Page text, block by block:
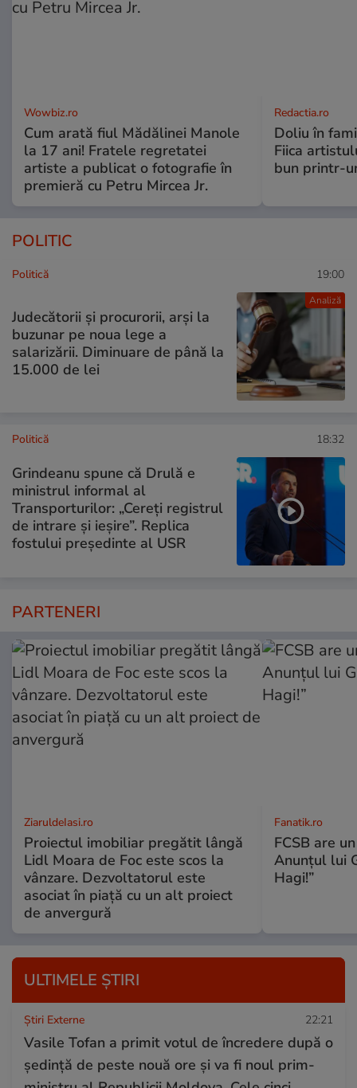
Wowbiz.ro
Cum arată fiul Mădălinei Manole
la 17 ani! Fratele regretatei
artiste a publicat o fotografie în
premieră cu Petru Mircea Jr.
Redactia.ro
Doliu în
Fiica
bun printr-
POLITIC
Analiză
Politică 19:00
Judecătorii și procurorii, arși la
buzunar pe noua lege a
salarizării. Diminuare de până la
15.000 de lei
Politică 18:32
Grindeanu spune că Drulă e
ministrul informal al
Transporturilor: „Cereți registrul
de intrare și ieșire”. Replica
fostului președinte al USR
PARTENERI
ZiaruldeIasi.ro
Proiectul imobiliar pregătit lângă
Lidl Moara de Foc este scos la
vânzare. Dezvoltatorul este
asociat în piață cu un alt proiect
de anvergură
Fanatik.ro
FCSB are
Anunțul lui
Hagi!”
ULTIMELE ȘTIRI
Știri Externe 22:21
Vasile Tofan a primit votul de încredere după o
ședință de peste nouă ore și va fi noul prim-